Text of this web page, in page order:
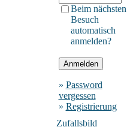
Beim nächsten
Besuch
automatisch
anmelden?
» Password
vergessen
» Registrierung
Zufallsbild